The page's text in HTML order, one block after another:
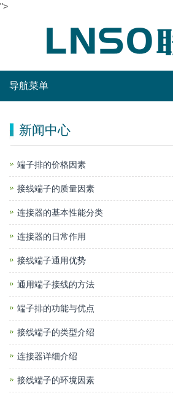
">
导航菜单
新闻中心
端子排的价格因素
接线端子的质量因素
连接器的基本性能分类
连接器的日常作用
接线端子通用优势
通用端子接线的方法
端子排的功能与优点
接线端子的类型介绍
连接器详细介绍
接线端子的环境因素